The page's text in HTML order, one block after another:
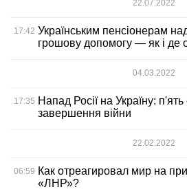
22.07.2022
17:42 Українським пенсіонерам
грошову допомогу — як і де
04.03.2022
17:35 Напад Росії на Україну: п'ять
завершення війни
22.02.2022
06:59 Как отреагировал мир на
«ЛНР»?